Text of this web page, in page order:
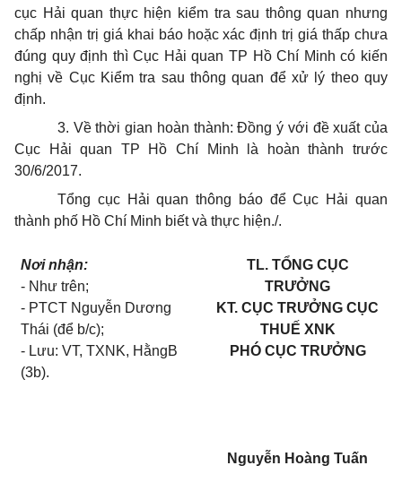
cục Hải quan thực hiện kiểm tra sau thông quan nhưng
chấp nhận trị giá khai báo hoặc xác định trị giá thấp chưa
đúng quy định thì Cục Hải quan TP Hồ Chí Minh có kiến
nghị về Cục Kiểm tra sau thông quan để xử lý theo quy
định.
3. Về thời gian hoàn thành: Đồng ý với đề xuất của
Cục Hải quan TP Hồ Chí Minh là hoàn thành trước
30/6/2017.
Tổng cục Hải quan thông báo để Cục Hải quan
thành phố Hồ Chí Minh biết và thực hiện./.
Nơi nhận:
- Như trên;
- PTCT Nguyễn Dương
Thái (để b/c);
- Lưu: VT, TXNK, HằngB
(3b).
TL. TỔNG CỤC
TRƯỞNG
KT. CỤC TRƯỞNG CỤC
THUẾ XNK
PHÓ CỤC TRƯỞNG
Nguyễn Hoàng Tuấn